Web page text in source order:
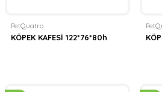
PetQuatro
KÖPEK KAFESİ 122*76*80h